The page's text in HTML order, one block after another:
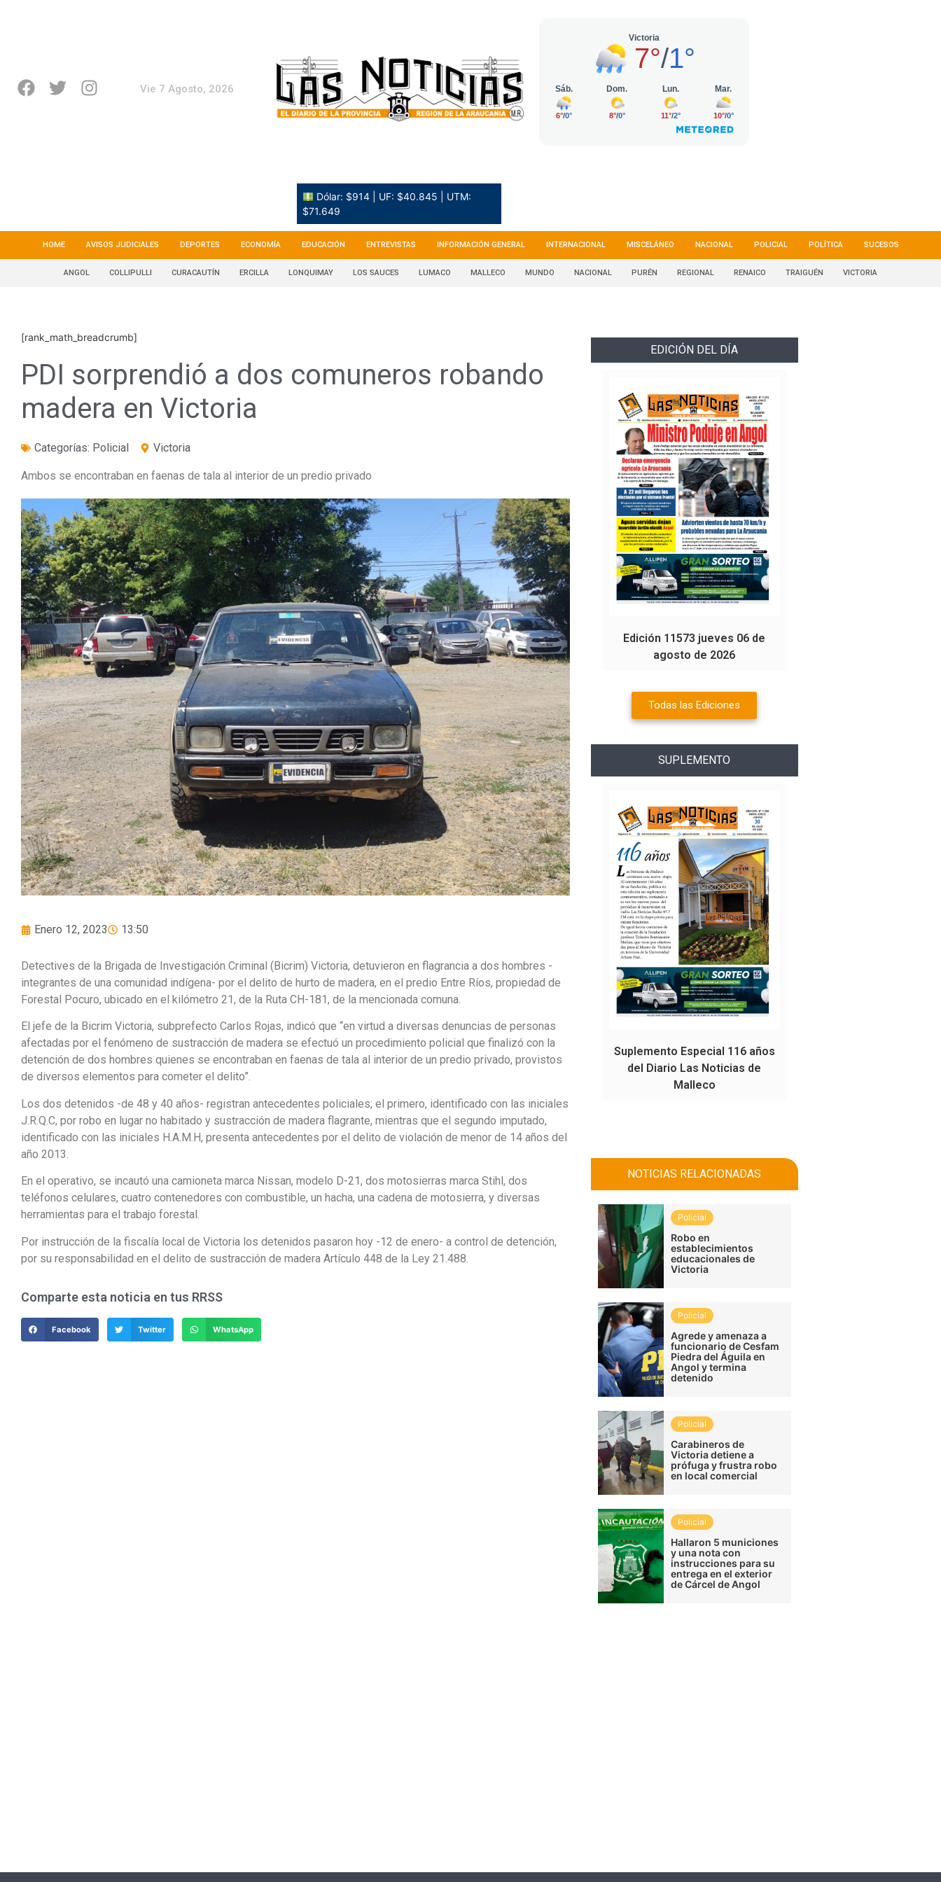
Vie 7 Agosto, 2026
Dólar: $914 | UF: $40.845 | UTM:
$71.649
HOME AVISOS JUDICIALES DEPORTES ECONOMÍA EDUCACIÓN ENTREVISTAS INFORMACIÓN GENERAL INTERNACIONAL MISCELÁNEO NACIONAL POLICIAL POLÍTICA SUCESOS
ANGOL COLLIPULLI CURACAUTÍN ERCILLA LONQUIMAY LOS SAUCES LUMACO MALLECO MUNDO NACIONAL PURÉN REGIONAL RENAICO TRAIGUÉN VICTORIA
[rank_math_breadcrumb]
PDI sorprendió a dos comuneros robando
madera en Victoria
Categorías: Policial Victoria
Ambos se encontraban en faenas de tala al interior de un predio privado
Enero 12, 2023 13:50
Detectives de la Brigada de Investigación Criminal (Bicrim) Victoria, detuvieron en flagrancia a dos hombres -
integrantes de una comunidad indígena- por el delito de hurto de madera, en el predio Entre Ríos, propiedad de
Forestal Pocuro, ubicado en el kilómetro 21, de la Ruta CH-181, de la mencionada comuna.
El jefe de la Bicrim Victoria, subprefecto Carlos Rojas, indicó que “en virtud a diversas denuncias de personas
afectadas por el fenómeno de sustracción de madera se efectuó un procedimiento policial que finalizó con la
detención de dos hombres quienes se encontraban en faenas de tala al interior de un predio privado, provistos
de diversos elementos para cometer el delito”.
Los dos detenidos -de 48 y 40 años- registran antecedentes policiales; el primero, identificado con las iniciales
J.R.Q.C, por robo en lugar no habitado y sustracción de madera flagrante, mientras que el segundo imputado,
identificado con las iniciales H.A.M.H, presenta antecedentes por el delito de violación de menor de 14 años del
año 2013.
En el operativo, se incautó una camioneta marca Nissan, modelo D-21, dos motosierras marca Stihl, dos
teléfonos celulares, cuatro contenedores con combustible, un hacha, una cadena de motosierra, y diversas
herramientas para el trabajo forestal.
Por instrucción de la fiscalía local de Victoria los detenidos pasaron hoy -12 de enero- a control de detención,
por su responsabilidad en el delito de sustracción de madera Artículo 448 de la Ley 21.488.
Comparte esta noticia en tus RRSS
Facebook Twitter WhatsApp
EDICIÓN DEL DÍA
Edición 11573 jueves 06 de
agosto de 2026
Todas las Ediciones
SUPLEMENTO
Suplemento Especial 116 años
del Diario Las Noticias de
Malleco
NOTICIAS RELACIONADAS
Policial
Robo en
establecimientos
educacionales de
Victoria
Policial
Agrede y amenaza a
funcionario de Cesfam
Piedra del Águila en
Angol y termina
detenido
Policial
Carabineros de
Victoria detiene a
prófuga y frustra robo
en local comercial
Policial
Hallaron 5 municiones
y una nota con
instrucciones para su
entrega en el exterior
de Cárcel de Angol